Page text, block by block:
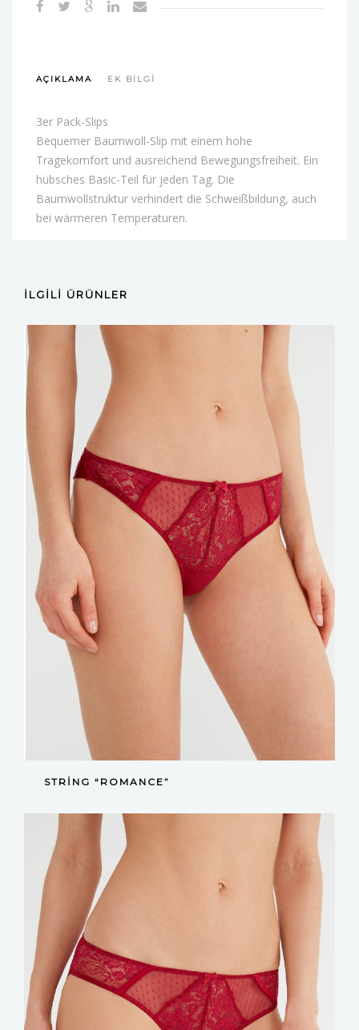
AÇIKLAMA EK BILGI
3er Pack-Slips
Bequemer Baumwoll-Slip mit einem hohe
Tragekomfort und ausreichend Bewegungsfreiheit. Ein
hübsches Basic-Teil für jeden Tag. Die
Baumwollstruktur verhindert die Schweißbildung, auch
bei wärmeren Temperaturen.
İLGILI ÜRÜNLER
STRING “ROMANCE”